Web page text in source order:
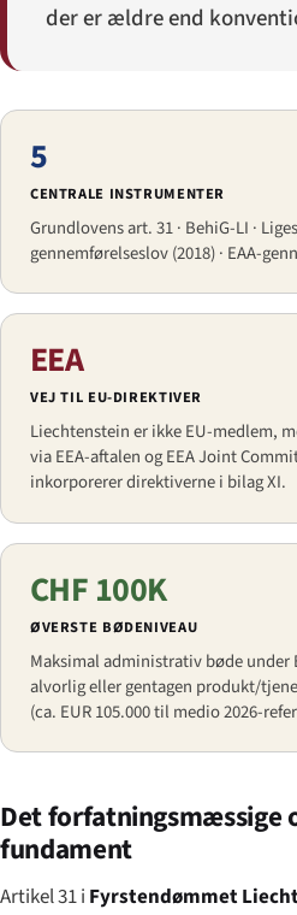
der er ældre end
5
CENTRALE INSTRUMENTER
Grundlovens art. 31 · BehiG-LI ·
gennemførel­seslov (2018) · EAA-
EEA
VEJ TIL EU-DIREKTIVER
Liechtenstein er ikke EU-medlem,
via EEA-aftalen og EEA Joint
inkorporerer direktiverne i bilag XI.
CHF 100K
ØVERSTE BØDENIVEAU
Maksimal administrativ bøde under
alvorlig eller gentagen produkt/
(ca. EUR 105.000 til medio 2026-
Det forfatningsmæssige
fundament
Artikel 31 i Fyrstendømmet